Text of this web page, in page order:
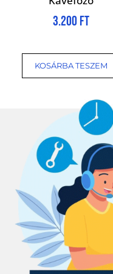
3.200 Ft
KOSÁRBA TESZEM